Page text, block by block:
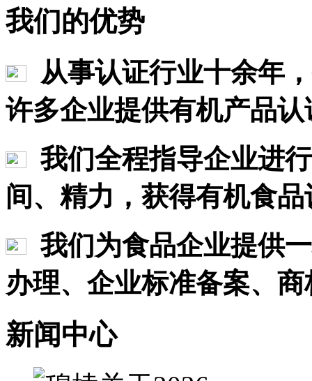
我们的优势
从事认证行业十余年
许多企业提供有机产品
我们全程指导企业进
间、精力，获得有机食
我们为食品企业提供
办理、企业标准备案、
新闻中心